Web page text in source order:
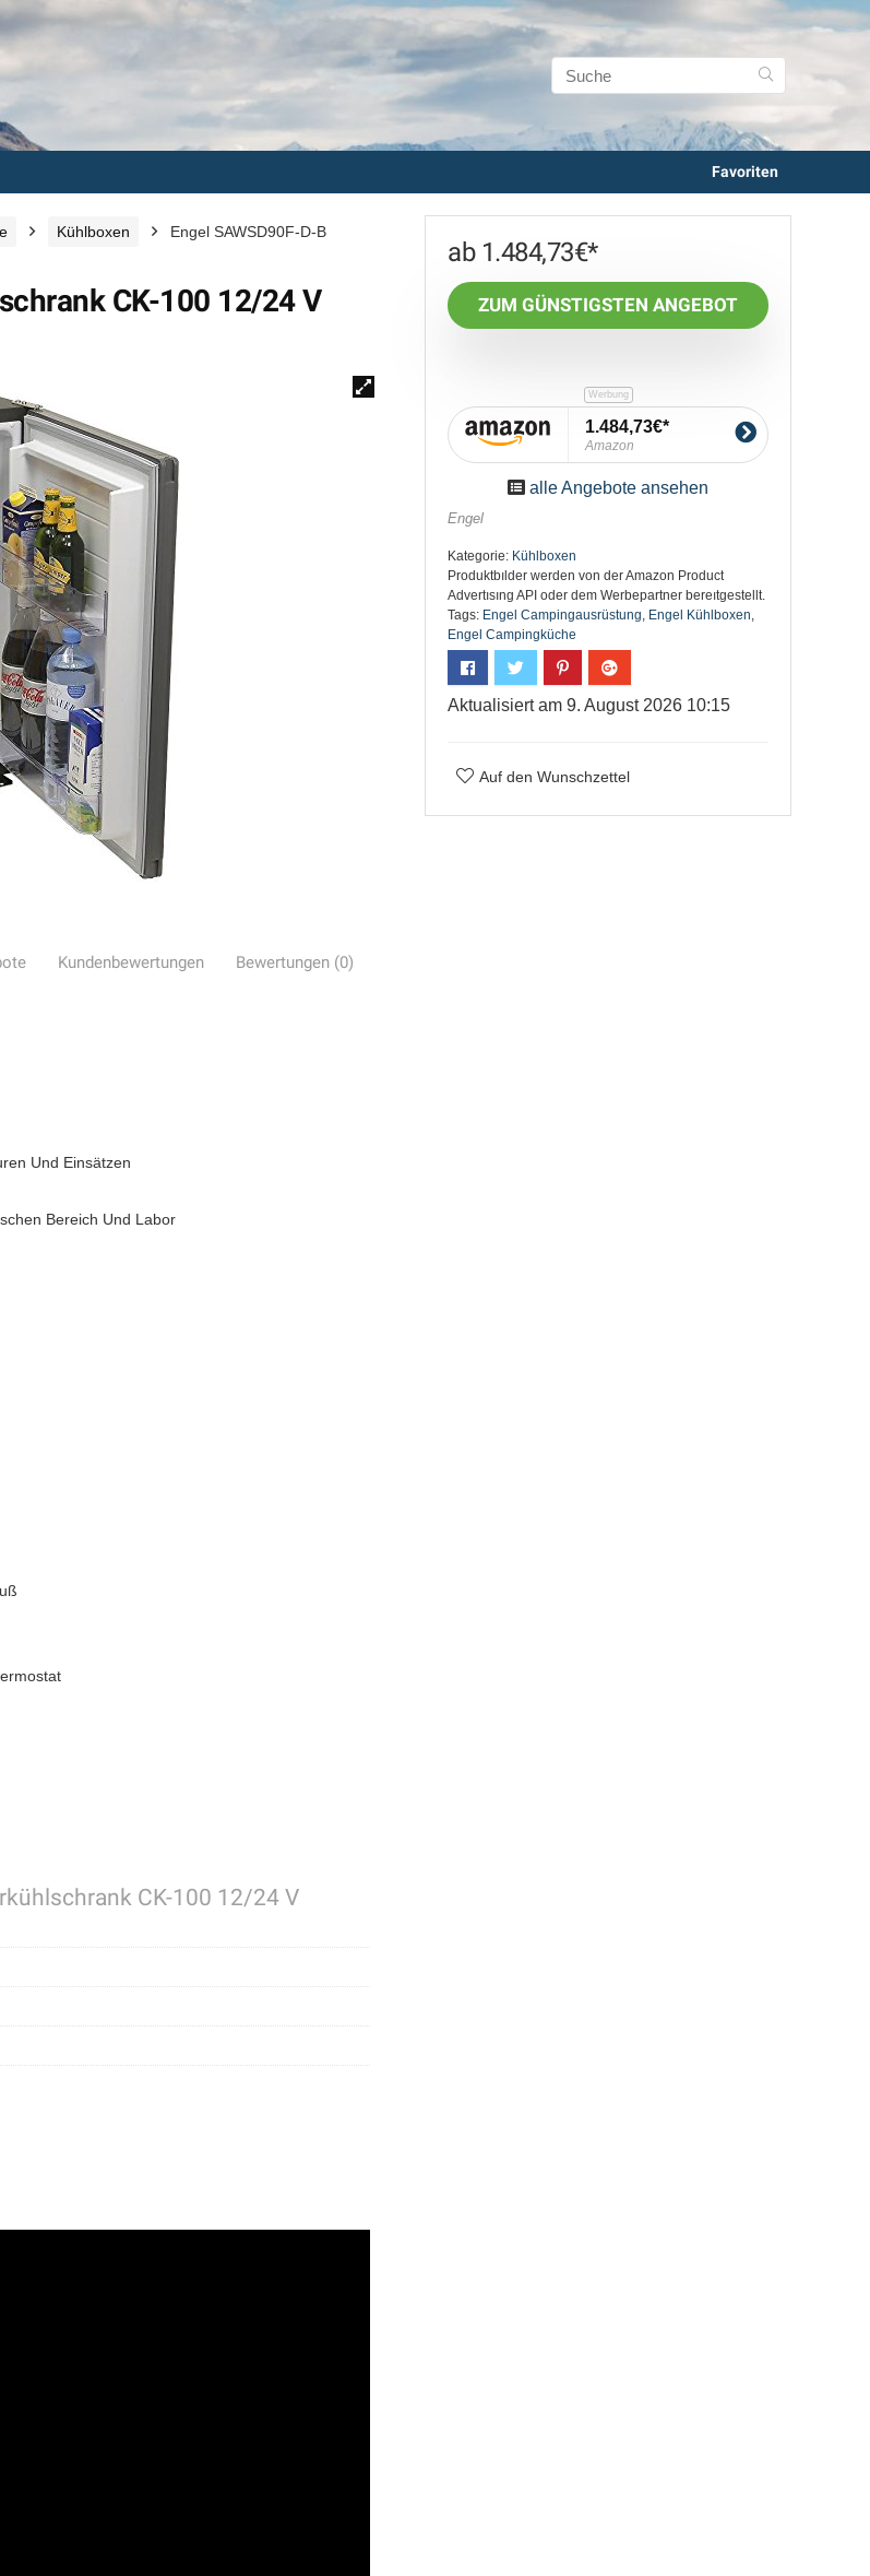
Favoriten
Kühlboxen
Engel SAWSD90F-D-B
CK-100 12/24 V
Kundenbewertungen Bewertungen (0)
Und Einsätzen
Bereich Und Labor
CK-100 12/24 V
1.484,73€
ZUM GÜNSTIGSTEN ANGEBOT
1.484,73€
Amazon
alle Angebote ansehen
Engel
Kategorie: Kühlboxen
Produktbılder werden von der Amazon Product
Advertısıng API oder dem Werbepartner bereıtgestellt.
Tags: Engel Campingausrüstung, Engel Kühlboxen,
Engel Campingküche
Aktualisiert am 9. August 2026 10:15
Auf den Wunschzettel